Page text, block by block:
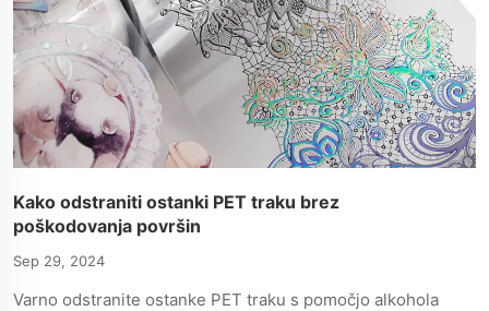
Kako odstraniti ostanki PET traku brez
poškodovanja površin
Sep 29, 2024
Varno odstranite ostanke PET traku s pomočjo alkohola